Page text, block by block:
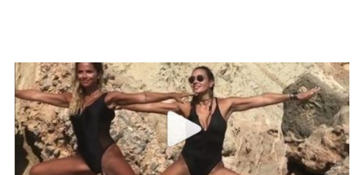
λίπος
χωρίς
κίνηση!